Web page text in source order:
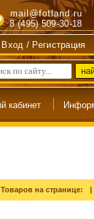
mail@fotland.ru
8 (495) 509-30-18
Вход / Регистрация
Товаров на странице: